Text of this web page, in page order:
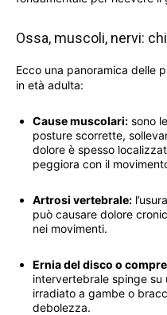
Ossa, muscoli, nervi:
Ecco una panoramica delle
in età adulta:
Cause muscolari: sono
posture scorrette,
dolore è spesso
peggiora con il
Artrosi vertebrale:
può causare dolore
nei movimenti.
Ernia del disco o
intervertebrale spinge
irradiato a gambe o
debolezza.